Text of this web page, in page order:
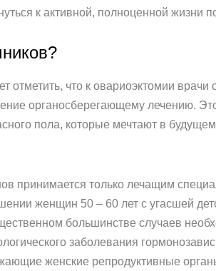
к активной, полноценной жизни
что к овариоэктомии врачи
органосберегающему лечению.
пола, которые мечтают в
принимается только лечащим
женщин 50 – 60 лет с угасшей
большинстве случаев
заболевания
женские репродуктивные